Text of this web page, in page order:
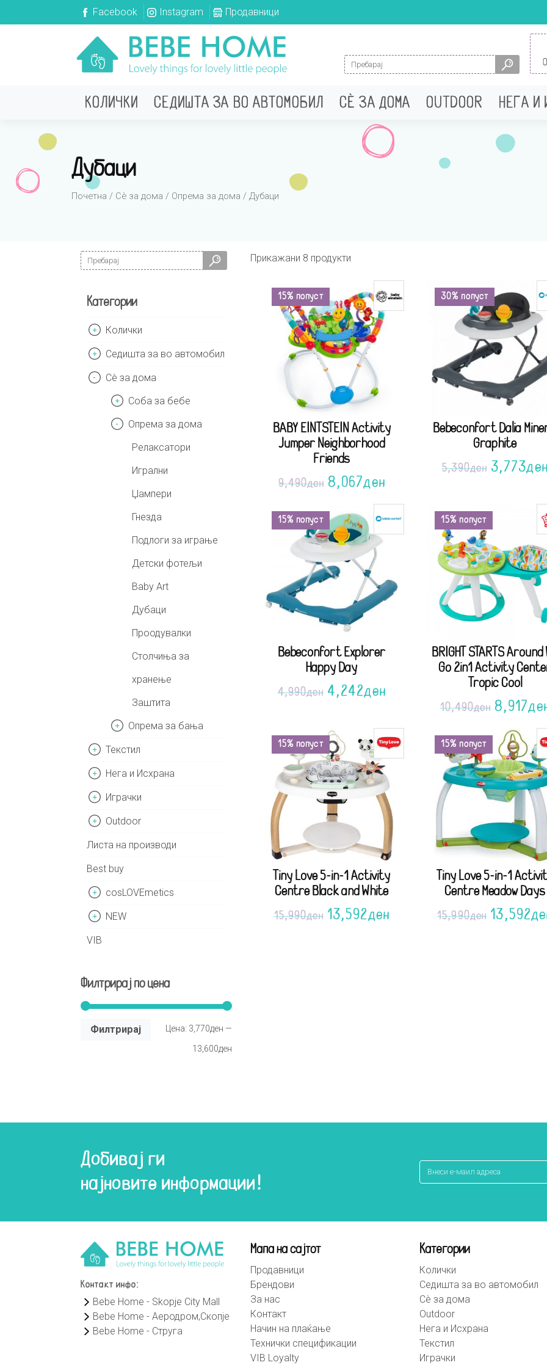
Facebook Instagram Продавници
Search for:
КОЛИЧКИ СЕДИШТА ЗА ВО АВТОМОБИЛ СÈ ЗА ДОМА OUTDOOR НЕГА И
Дубаци
Почетна / Сè за дома / Опрема за дома / Дубаци
Search for:
Категории
Колички
Седишта за во автомобил
Сè за дома
Соба за бебе
Опрема за дома
Релаксатори
Игрални
Џампери
Гнезда
Подлоги за играње
Детски фотељи
Baby Art
Дубаци
Проодувалки
Столчиња за
хранење
Заштита
Опрема за бања
Текстил
Нега и Исхрана
Играчки
Outdoor
Листа на производи
Best buy
cosLOVEmetics
NEW
VIB
Филтрирај по цена
Филтрирај Цена: 3,770ден —
13,600ден
Прикажани 8 продукти
15% попуст
BABY EINTSTEIN Activity
Jumper Neighborhood
Friends
9,490ден 8,067ден
30% попуст
Bebeconfort Dalia
Graphite
5,390ден 3,773
15% попуст
Bebeconfort Explorer
Happy Day
4,990ден 4,242ден
15% попуст
BRIGHT STARTS Around
Go 2in1 Activity
Tropic Cool
10,490ден 8,917
15% попуст
Tiny Love 5-in-1 Activity
Centre Black and White
15,990ден 13,592ден
15% попуст
Tiny Love 5-in-1
Centre Meadow Days
15,990ден 13,592
Добивај ги
најновите информации!
Контакт инфо:
Bebe Home - Skopje City Mall
Bebe Home - Аеродром,Скопје
Bebe Home - Струга
Мапа на сајтот
Продавници
Брендови
За нас
Контакт
Начин на плаќање
Технички спецификации
VIB Loyalty
Категории
Колички
Седишта за во автомобил
Сè за дома
Outdoor
Нега и Исхрана
Текстил
Играчки